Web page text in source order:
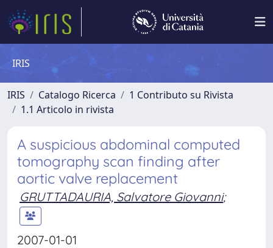
IRIS
IRIS Catalogo Ricerca
1 Contributo su Rivista
1.1 Articolo in rivista
A suspicious abdominal computed
tomography scan finding after
aortic valve replacement
GRUTTADAURIA, Salvatore Giovanni;
2007-01-01